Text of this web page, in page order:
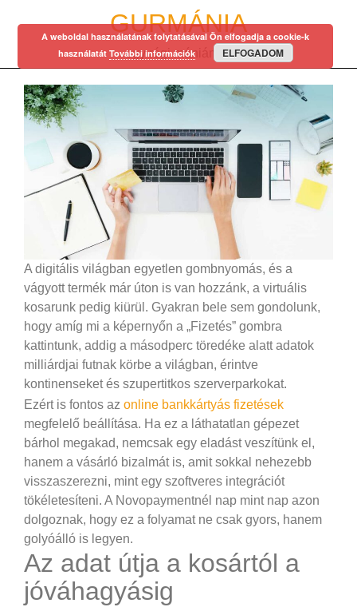
GURMÁNIA
egy régi mániám…
A digitális világban egyetlen gombnyomás, és a
vágyott termék már úton is van hozzánk, a virtuális
kosarunk pedig kiürül. Gyakran bele sem gondolunk,
hogy amíg mi a képernyőn a „Fizetés” gombra
kattintunk, addig a másodperc töredéke alatt adatok
milliárdjai futnak körbe a világban, érintve
kontinenseket és szupertitkos szerverparkokat.
Ezért is fontos az online bankkártyás fizetések
megfelelő beállítása. Ha ez a láthatatlan gépezet
bárhol megakad, nemcsak egy eladást veszítünk el,
hanem a vásárló bizalmát is, amit sokkal nehezebb
visszaszerezni, mint egy szoftveres integrációt
tökéletesíteni. A Novopaymentnél nap mint nap azon
dolgoznak, hogy ez a folyamat ne csak gyors, hanem
golyóálló is legyen.
Az adat útja a kosártól a
jóváhagyásig
A weboldal használatának folytatásával Ön elfogadja a cookie-k
használatát További információk ELFOGADOM